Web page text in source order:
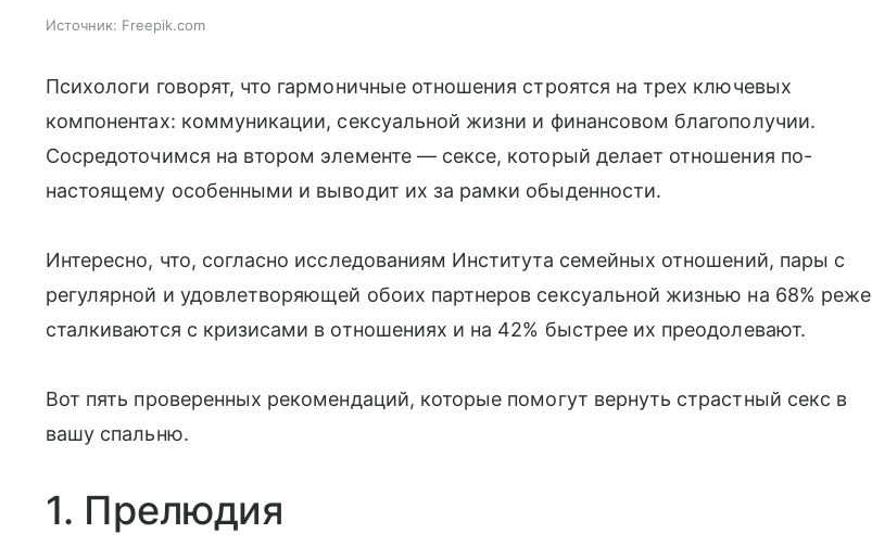
Источник: Freepik.com
Психологи говорят, что гармоничные отношения строятся на трех ключевых
компонентах: коммуникации, сексуальной жизни и финансовом благополучии.
Сосредоточимся на втором элементе — сексе, который делает отношения по-
настоящему особенными и выводит их за рамки обыденности.
Интересно, что, согласно исследованиям Института семейных отношений, пары с
регулярной и удовлетворяющей обоих партнеров сексуальной жизнью на 68% реже
сталкиваются с кризисами в отношениях и на 42% быстрее их преодолевают.
Вот пять проверенных рекомендаций, которые помогут вернуть страстный секс в
вашу спальню.
1. Прелюдия